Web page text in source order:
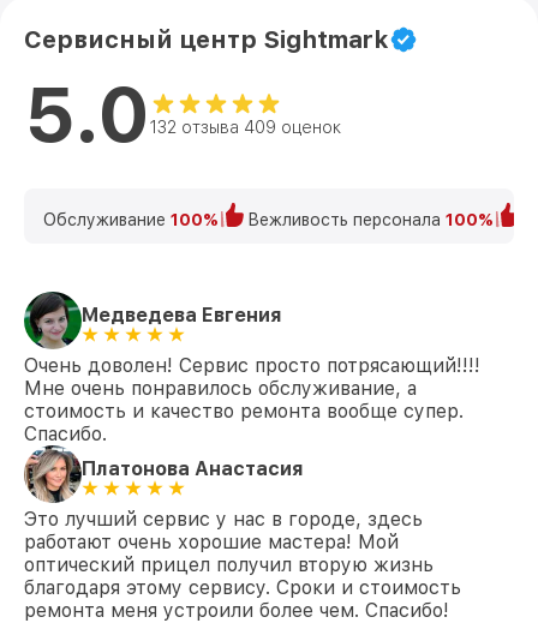
Сервисный центр Sightmark
5.0 132 отзыва 409 оценок
Обслуживание 100% Вежливость персонала 100%
Медведева Евгения
Очень доволен! Сервис просто потрясающий!!!!
Мне очень понравилось обслуживание, а
стоимость и качество ремонта вообще супер.
Спасибо.
Платонова Анастасия
Это лучший сервис у нас в городе, здесь
работают очень хорошие мастера! Мой
оптический прицел получил вторую жизнь
благодаря этому сервису. Сроки и стоимость
ремонта меня устроили более чем. Спасибо!